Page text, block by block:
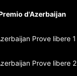
d'Azerbaijan
Prove libere 1
Prove libere 2